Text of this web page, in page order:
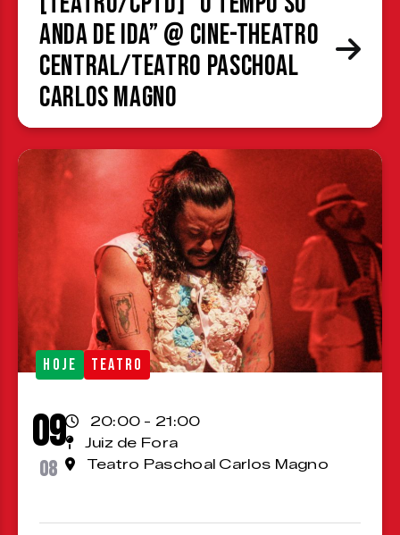
Anda de Ida” @ Cine-Theatro
Central/Teatro Paschoal
Carlos Magno
HOJE TEATRO
09
08
20:00 - 21:00
Juiz de Fora
Teatro Paschoal Carlos Magno